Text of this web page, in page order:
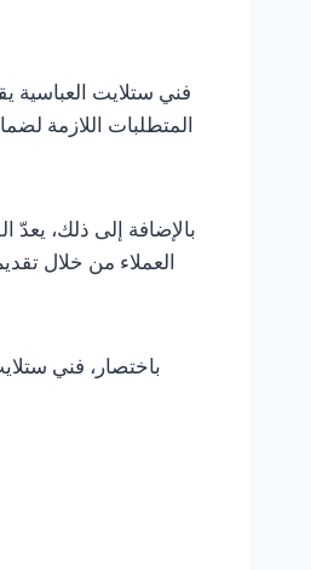
فني ستلايت العباسية
المتطلبات اللازمة
بالإضافة إلى ذلك،
العملاء من خلال
باختصار، فني